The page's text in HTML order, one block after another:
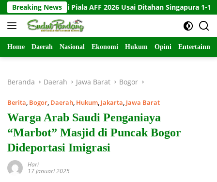
Langsung
ke
konten
Breaking News
di Piala AFF 2026 Usai Ditahan Singapura 1-1 10
Home Daerah Nasional Ekonomi Hukum Opini
Beranda Daerah Jawa Barat Bogor
Berita, Bogor, Daerah, Hukum, Jakarta, Jawa Barat
Warga Arab Saudi Penganiaya
“Marbot” Masjid di Puncak Bogor
Dideportasi Imigrasi
Hari
17 Januari 2025